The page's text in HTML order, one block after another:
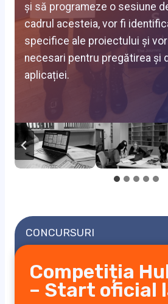
și să programeze o sesiune
cadrul acesteia, vor fi
specifice ale proiectului și
necesari pentru pregătirea și
aplicației.
CONCURSURI
Competiția
– Start oficial